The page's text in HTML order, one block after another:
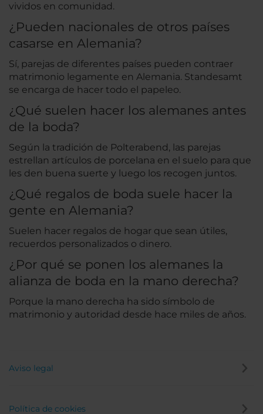
vividos en comunidad.
¿Pueden nacionales de otros países
casarse en Alemania?
Sí, parejas de diferentes países pueden contraer
matrimonio legamente en Alemania. Standesamt
se encarga de hacer todo el papeleo.
¿Qué suelen hacer los alemanes antes
de la boda?
Según la tradición de Polterabend, las parejas
estrellan artículos de porcelana en el suelo para que
les den buena suerte y luego los recogen juntos.
¿Qué regalos de boda suele hacer la
gente en Alemania?
Suelen hacer regalos de hogar que sean útiles,
recuerdos personalizados o dinero.
¿Por qué se ponen los alemanes la
alianza de boda en la mano derecha?
Porque la mano derecha ha sido símbolo de
matrimonio y autoridad desde hace miles de años.
Aviso legal
Política de cookies